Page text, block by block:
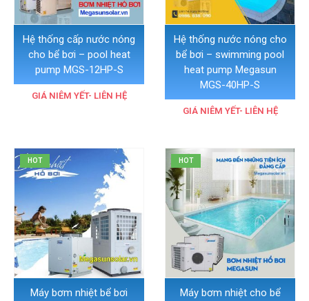
Hệ thống cấp nước nóng
cho bể bơi – pool heat
pump MGS-12HP-S
GIÁ NIÊM YẾT- LIÊN HỆ
Hệ thống nước nóng cho
bể bơi – swimming pool
heat pump Megasun
MGS-40HP-S
GIÁ NIÊM YẾT- LIÊN HỆ
HOT
Máy bơm nhiệt bể bơi
HOT
Máy bơm nhiệt cho bể